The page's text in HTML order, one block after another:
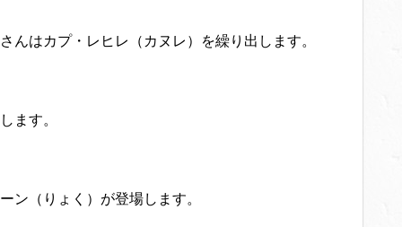
んはカプ・レヒレ（カヌレ）を繰り出します。
ます。
ン（りょく）が登場します。